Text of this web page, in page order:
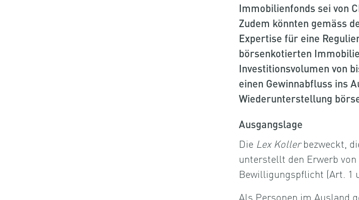
Immobilienfonds sei von
Zudem könnten gemäss
Expertise für eine
börsenkotierten
Investitionsvolumen von
einen Gewinnabfluss ins
Wiederunterstellung
Ausgangslage
Die Lex Kollerbezweckt,
unterstellt den Erwerb
Bewilligungspflicht (Art. 1
Als Personen im Ausland